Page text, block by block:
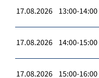
17.08.2026 13:00-14:00
17.08.2026 14:00-15:00
17.08.2026 15:00-16:00